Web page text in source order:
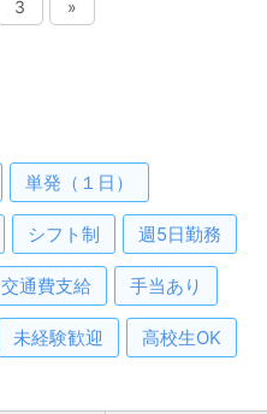
3 »
単発（１日）
シフト制 週5日勤務
交通費支給 手当あり
未経験歓迎 高校生OK